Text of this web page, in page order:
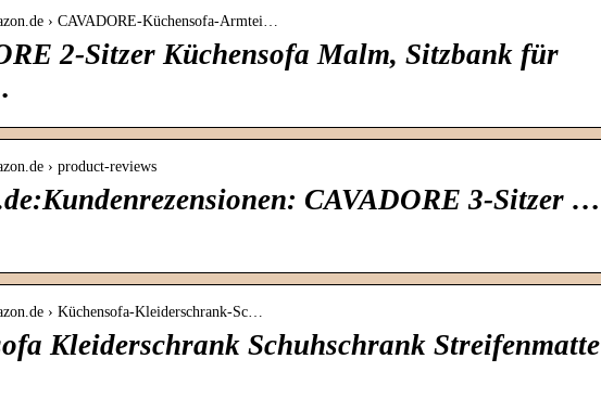
› CAVADORE-Küchensofa-Armtei…
2-Sitzer Küchensofa Malm, Sitzbank für
› product-reviews
CAVADORE 3-Sitzer …
› Küchensofa-Kleiderschrank-Sc…
Kleiderschrank Schuhschrank Streifenmatte